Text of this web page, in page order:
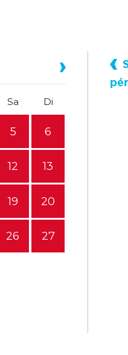
Sa Di
5 6
12 13
19 20
26 27